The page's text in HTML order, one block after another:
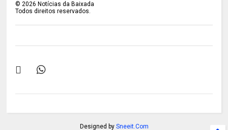
©2026 Notícias da Baixada
Todos direitos reservados.
Designed by Sneeit.Com